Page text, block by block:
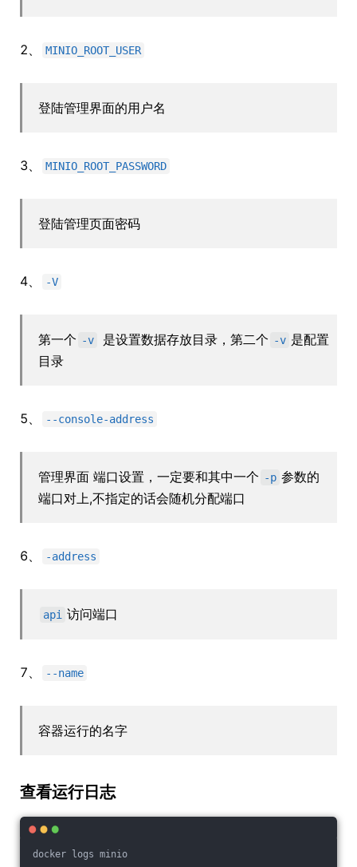
2、 MINIO_ROOT_USER
登陆管理界面的用户名
3、 MINIO_ROOT_PASSWORD
登陆管理页面密码
4、 -V
第一个 -v 是设置数据存放目录，第二个 -v 是配置
目录
5、 --console-address
管理界面 端口设置，一定要和其中一个 -p 参数的
端口对上,不指定的话会随机分配端口
6、 -address
api 访问端口
7、 --name
容器运行的名字
查看运行日志
docker logs minio